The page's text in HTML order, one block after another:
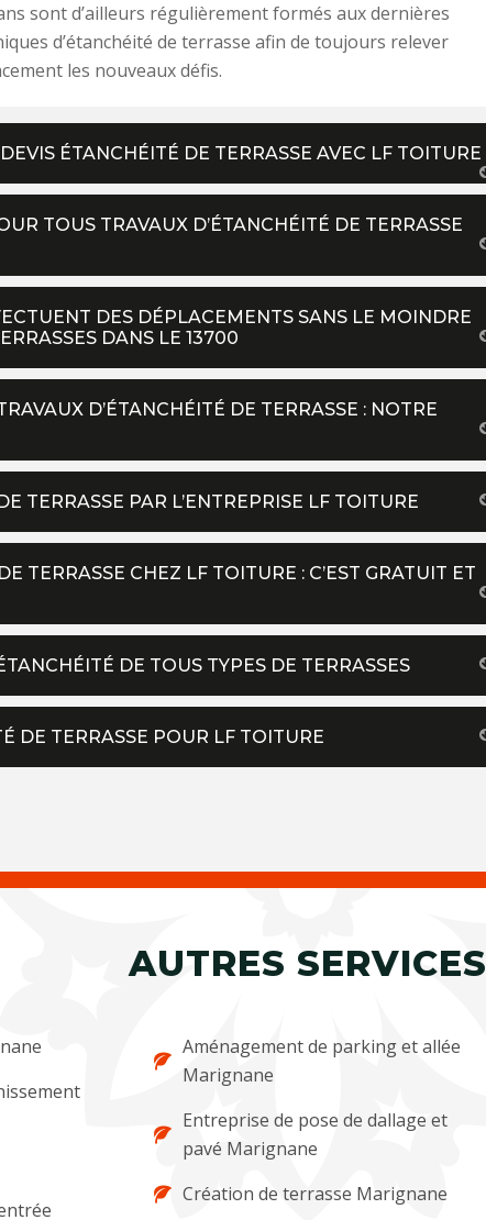
sont d’ailleurs régulièrement formés aux dernières
d’étanchéité de terrasse afin de toujours relever
les nouveaux défis.
ÉTANCHÉITÉ DE TERRASSE AVEC LF TOITURE
TOUS TRAVAUX D’ÉTANCHÉITÉ DE TERRASSE
DES DÉPLACEMENTS SANS LE MOINDRE
DANS LE 13700
D’ÉTANCHÉITÉ DE TERRASSE : NOTRE
TERRASSE PAR L’ENTREPRISE LF TOITURE
TERRASSE CHEZ LF TOITURE : C’EST GRATUIT ET
DE TOUS TYPES DE TERRASSES
DE TERRASSE POUR LF TOITURE
AUTRES SERVICES
Aménagement de parking et allée
Marignane
Entreprise de pose de dallage et
pavé Marignane
Création de terrasse Marignane